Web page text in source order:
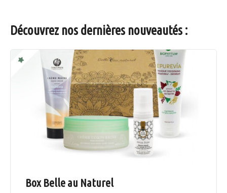
Découvrez nos dernières nouveautés :
Box Belle au Naturel